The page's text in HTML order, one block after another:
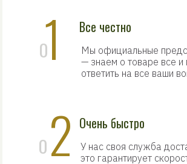
1
0
Все честно
Мы официальные
— знаем о товаре все и
ответить на все ваши
2
0
Очень быстро
У нас своя служба
это гарантирует